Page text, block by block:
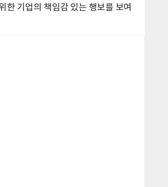
한 기업의 책임감 있는 행보를 보여